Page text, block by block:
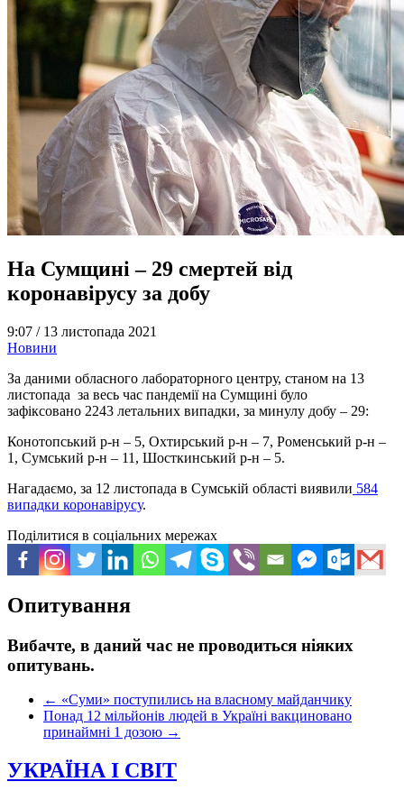
На Сумщині – 29 смертей від
коронавірусу за добу
9:07 / 13 листопада 2021
Новини
За даними обласного лабораторного центру, станом на 13
листопада за весь час пандемії на Сумщині було
зафіксовано 2243 летальних випадки, за минулу добу – 29:
Конотопський р-н – 5, Охтирський р-н – 7, Роменський р-н –
1, Сумський р-н – 11, Шосткинський р-н – 5.
Нагадаємо, за 12 листопада в Сумській області виявили 584
випадки коронавірусу.
Поділитися в соціальних мережах
Опитування
Вибачте, в даний час не проводиться ніяких
опитувань.
← «Суми» поступились на власному майданчику
Понад 12 мільйонів людей в Україні вакциновано
принаймні 1 дозою →
УКРАЇНА І СВІТ